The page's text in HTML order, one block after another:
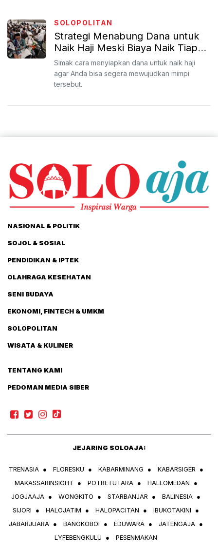
SOLOPOLITAN
Strategi Menabung Dana untuk
Naik Haji Meski Biaya Naik Tiap
Tahun
Simak cara menyiapkan dana untuk naik haji
agar Anda bisa segera mewujudkan mimpi
tersebut.
NASIONAL & POLITIK
SOJOL & SOSIAL
PENDIDIKAN & IPTEK
OLAHRAGA KESEHATAN
SENI BUDAYA
EKONOMI, FINTECH & UMKM
SOLOPOLITAN
WISATA & KULINER
TENTANG KAMI
PEDOMAN MEDIA SIBER
JEJARING SOLOAJA:
TRENASIA ● FLORESKU ● KABARMINANG ● KABARSIGER
●
MAKASSARINSIGHT
● POTRETUTARA ● HALLOMEDAN
●
JOGJAAJA ● WONGKITO ● STARBANJAR ● BALINESIA ●
SIJORI
● HALOJATIM ● HALOPACITAN ● IBUKOTAKINI
●
JABARJUARA ● BANGKOBOI ● EDUWARA ● JATENGAJA ●
LYFEBENGKULU
● PESENMAKAN